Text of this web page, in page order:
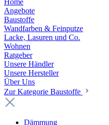
Home
Angebote
Baustoffe
Wandfarben & Feinputze
Lacke, Lasuren und Co.
Wohnen
Ratgeber
Unsere Händler
Unsere Hersteller
Über Uns
Zur Kategorie Baustoffe
Dämmung